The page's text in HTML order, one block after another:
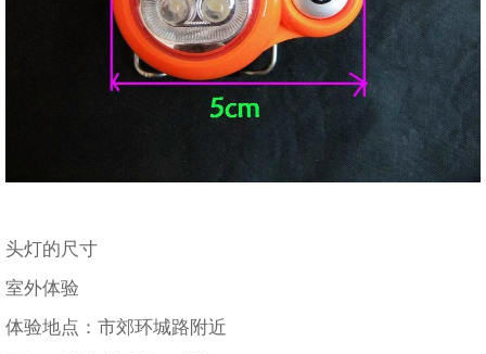
头灯的尺寸
室外体验
体验地点：市郊环城路附近